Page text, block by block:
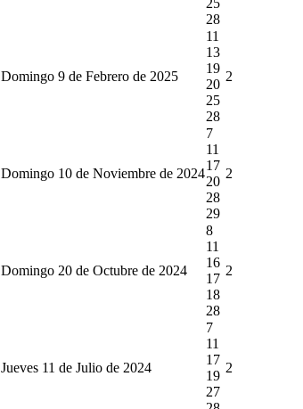
28
Domingo 9 de Febrero de 2025
11
13
19
20
25
28
2
Domingo 10 de Noviembre de 2024
7
11
17
20
28
29
2
Domingo 20 de Octubre de 2024
8
11
16
17
18
28
2
Jueves 11 de Julio de 2024
7
11
17
19
27
2